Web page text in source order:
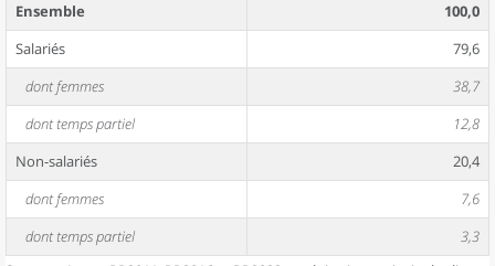
Ensemble
100,0
Salariés
79,6
dont femmes
38,7
dont temps partiel
12,8
Non-salariés
20,4
dont femmes
7,6
dont temps partiel
3,3